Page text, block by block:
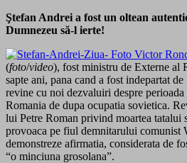
Ştefan Andrei a fost un oltean
Dumnezeu să-l ierte!
(foto/video), fost ministru de Externe al
sapte ani, pana cand a fost indepartat
revine cu noi dezvaluiri despre
Romania de dupa ocupatia sovietica.
lui Petre Roman privind moartea tatalui
provoaca pe fiul demnitarului comunist
demonstreze afirmatia, considerata de
“o minciuna grosolana”.